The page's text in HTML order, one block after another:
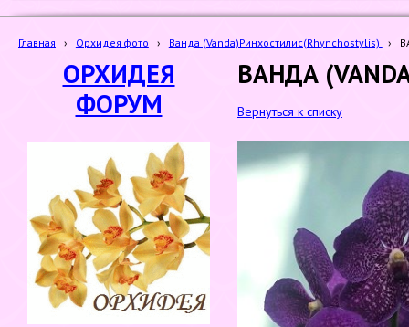
Главная › Орхидея фото › Ванда (Vanda)Ринхостилис(Rhynchostylis) ›
ОРХИДЕЯ
ФОРУМ
ВАНДА
Вернуться к списку